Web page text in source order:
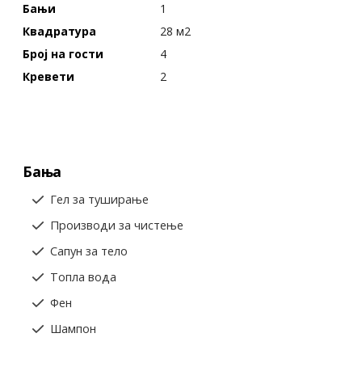
Бањи
1
Квадратура
28 м2
Број на гости
4
Кревети
2
Бања
Гел за туширање
Производи за чистење
Сапун за тело
Топла вода
Фен
Шампон